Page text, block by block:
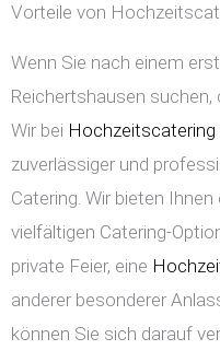
Vorteile von
Wenn Sie nach einem
Reichertshausen suchen,
Wir bei Hochzeitscatering
zuverlässiger und
Catering. Wir bieten
vielfältigen Catering-
private Feier, eine
anderer besonderer
können Sie sich darauf